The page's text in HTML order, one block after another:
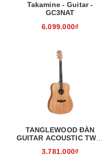
Takamine - Guitar -
GC3NAT
6.099.000₫
TANGLEWOOD ĐÀN
GUITAR ACOUSTIC TWU-
3.781.000₫